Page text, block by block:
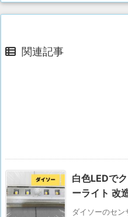
関連記事
白色LEDで
ーライト 改
ダイソーのセン